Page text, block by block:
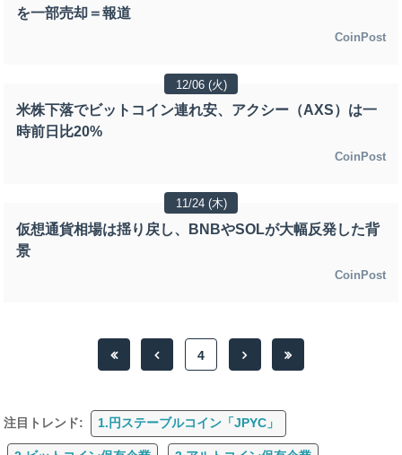
を一部売却＝報道
CoinPost
12/06 (火)
米株下落でビットコイン連れ安、アクシー（AXS）は一
時前日比20%
CoinPost
11/24 (木)
仮想通貨相場は揺り戻し、BNBやSOLが大幅反発した背
景
CoinPost
4
注目トレンド: 1.円ステーブルコイン「JPYC」